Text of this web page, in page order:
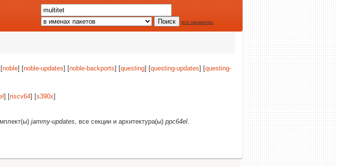
все параметры
noble] [noble-updates] [noble-backports] [questing] [questing-updates] [questing-
] [riscv64] [s390x]
jammy-updates, все секции и архитектура(ы) ppc64el.